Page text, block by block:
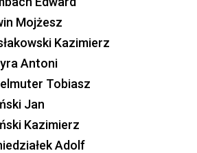
Mojżesz
Kazimierz
Antoni
Tobiasz
Jan
Kazimierz
Adolf